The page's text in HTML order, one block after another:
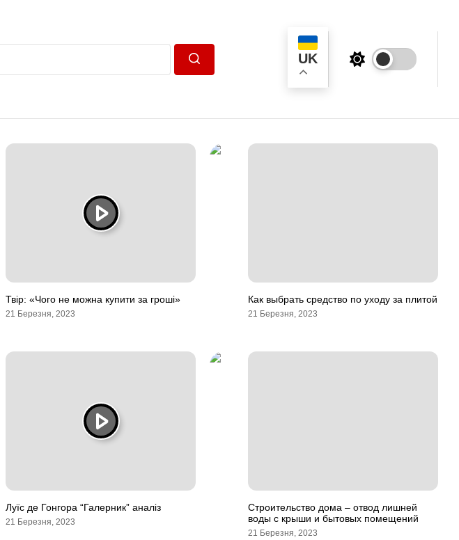
UK
Твір: «Чого не можна купити за гроші»
21 Березня, 2023
Как выбрать средство по уходу за плитой
21 Березня, 2023
Луїс де Гонгора “Галерник” аналіз
21 Березня, 2023
Строительство дома – отвод лишней
воды с крыши и бытовых помещений
21 Березня, 2023